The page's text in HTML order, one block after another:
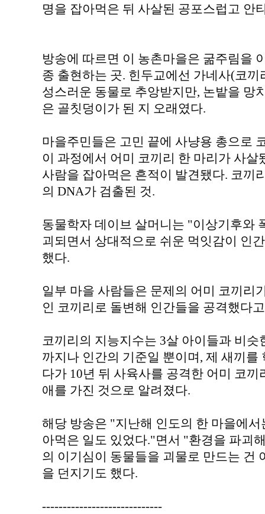
명을 잡아먹은 뒤 사살된 공포스럽고 안
방송에 따르면 이 농촌마을은 굶주림을
종 출현하는 곳. 힌두교에선 가네사(코
성스러운 동물로 추앙받지만, 논밭을 망
은 골칫덩이가 된 지 오래였다.
마을주민들은 고민 끝에 사냥용 총으로
이 과정에서 어미 코끼리 한 마리가 사
사람을 잡아먹은 흔적이 발견됐다. 코끼
의 DNA가 검출된 것.
동물학자 데이브 살머니는 "이상기후와
괴되면서 상대적으로 쉬운 먹잇감이 인
했다.
일부 마을 사람들은 문제의 어미 코끼리
인 코끼리로 돌변해 인간들을 공격했다
코끼리의 지능지수는 3살 아이들과 비슷
까지나 인간의 기준일 뿐이며, 제 새끼
다가 10년 뒤 사육사를 공격한 어미 코
애를 가진 것으로 알려졌다.
해당 방송은 "지난해 인도의 한 마을에
아먹은 일도 있었다."면서 "환경을 파괴
의 이기심이 동물들을 괴물로 만드는 건
을 던지기도 했다.
-----------------------------